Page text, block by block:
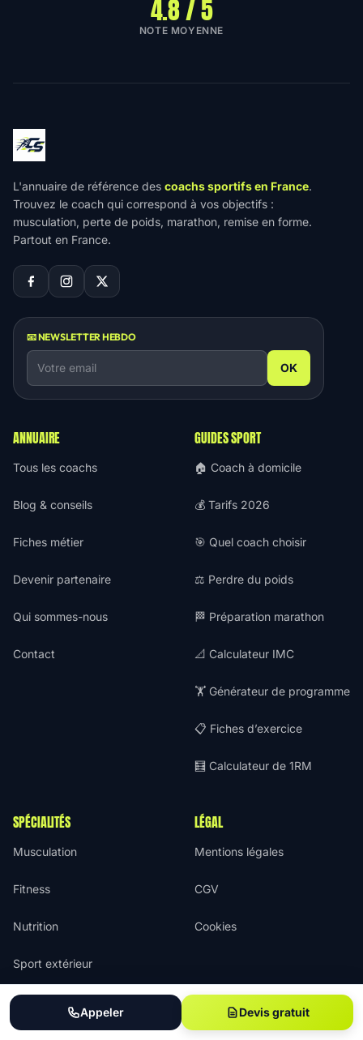
Appeler Devis gratuit
4.8 / 5
NOTE MOYENNE
L'annuaire de référence des coachs sportifs en France.
Trouvez le coach qui correspond à vos objectifs :
musculation, perte de poids, marathon, remise en forme.
Partout en France.
📧 NEWSLETTER HEBDO
OK
ANNUAIRE
Tous les coachs
Blog & conseils
Fiches métier
Devenir partenaire
Qui sommes-nous
Contact
GUIDES SPORT
🏠 Coach à domicile
💰 Tarifs 2026
🎯 Quel coach choisir
⚖️ Perdre du poids
🏁 Préparation marathon
📐 Calculateur IMC
🏋️ Générateur de programme
📋 Fiches d’exercice
🧮 Calculateur de 1RM
SPÉCIALITÉS
Musculation
Fitness
Nutrition
Sport extérieur
Sport en salle
LÉGAL
Mentions légales
CGV
Cookies